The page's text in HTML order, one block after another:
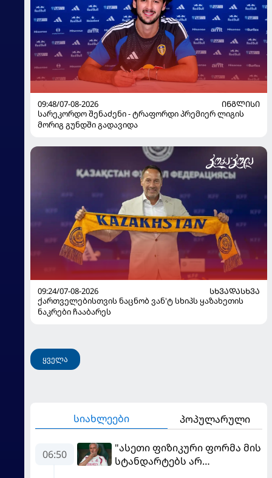
09:48/07-08-2026
ᲘᲜᲒᲚᲘᲡᲘ
სარეკორდო შენაძენი - ტრაფორდი პრემიერ ლიგის
მორიგ გუნდში გადავიდა
09:24/07-08-2026
ᲡᲮᲕᲐᲓᲐᲡᲮᲕᲐ
ქართველებისთვის ნაცნობ ვან'ტ სხიპს ყაზახეთის
ნაკრები ჩააბარეს
ყველა
სიახლეები პოპულარული
06:50
"ასეთი ფიზიკური ფორმა მის
სტანდარტებს არ